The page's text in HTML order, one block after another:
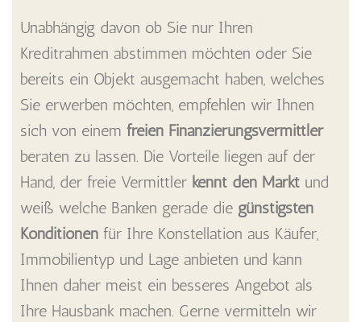
Unabhängig davon ob Sie nur Ihren
Kreditrahmen abstimmen möchten oder Sie
bereits ein Objekt ausgemacht haben, welches
Sie erwerben möchten, empfehlen wir Ihnen
sich von einem freien Finanzierungsvermittler
beraten zu lassen. Die Vorteile liegen auf der
Hand, der freie Vermittler kennt den Markt und
weiß welche Banken gerade die günstigsten
Konditionen für Ihre Konstellation aus Käufer,
Immobilientyp und Lage anbieten und kann
Ihnen daher meist ein besseres Angebot als
Ihre Hausbank machen. Gerne vermitteln wir